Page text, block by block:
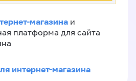
магазина и
платформа для сайта
интернет-магазина